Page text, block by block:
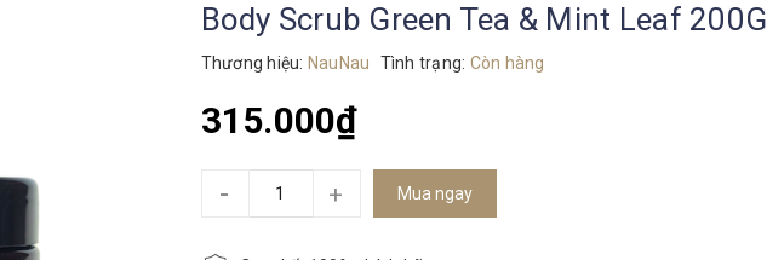
Body Scrub Green Tea & Mint Leaf 200G
Thương hiệu: NauNau Tình trạng: Còn hàng
315.000₫
- + Mua ngay